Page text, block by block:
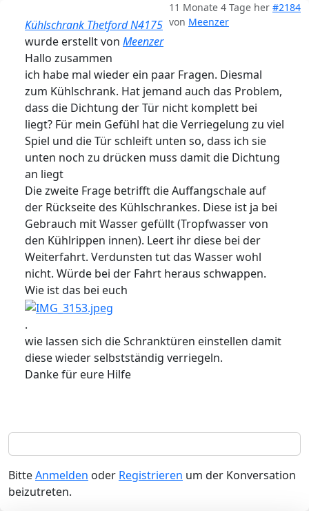
11 Monate 4 Tage her #2184
von Meenzer
Kühlschrank Thetford N4175
wurde erstellt von Meenzer
Hallo zusammen
ich habe mal wieder ein paar Fragen. Diesmal
zum Kühlschrank. Hat jemand auch das Problem,
dass die Dichtung der Tür nicht komplett bei
liegt? Für mein Gefühl hat die Verriegelung zu viel
Spiel und die Tür schleift unten so, dass ich sie
unten noch zu drücken muss damit die Dichtung
an liegt
Die zweite Frage betrifft die Auffangschale auf
der Rückseite des Kühlschrankes. Diese ist ja bei
Gebrauch mit Wasser gefüllt (Tropfwasser von
den Kühlrippen innen). Leert ihr diese bei der
Weiterfahrt. Verdunsten tut das Wasser wohl
nicht. Würde bei der Fahrt heraus schwappen.
Wie ist das bei euch
.
wie lassen sich die Schranktüren einstellen damit
diese wieder selbstständig verriegeln.
Danke für eure Hilfe
BitteAnmelden oder Registrieren um der Konversation
beizutreten.